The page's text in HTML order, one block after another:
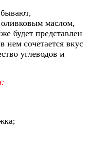
маслом,
будет представлен
нем сочетается вкус
углеводов и